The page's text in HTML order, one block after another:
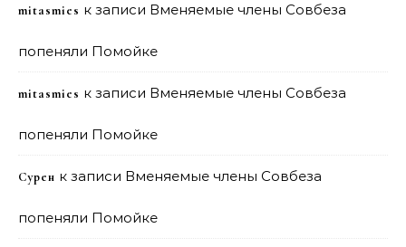
mitasmies к записи Вменяемые члены Совбеза
попеняли Помойке
mitasmies к записи Вменяемые члены Совбеза
попеняли Помойке
Сурен к записи Вменяемые члены Совбеза
попеняли Помойке